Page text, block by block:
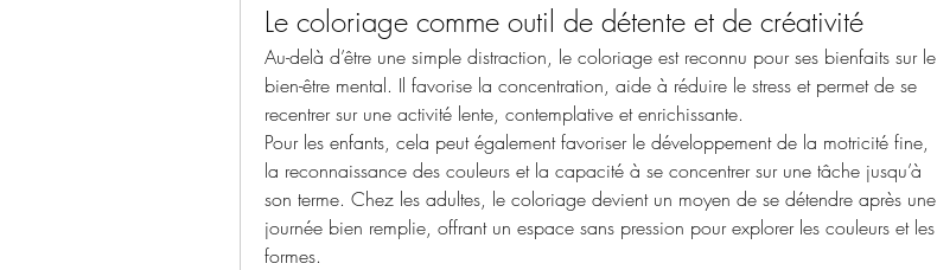
Le coloriage comme outil de détente et de créativité
Au-delà d’être une simple distraction, le coloriage est reconnu pour ses bienfaits sur le
bien-être mental. Il favorise la concentration, aide à réduire le stress et permet de se
recentrer sur une activité lente, contemplative et enrichissante.
Pour les enfants, cela peut également favoriser le développement de la motricité fine,
la reconnaissance des couleurs et la capacité à se concentrer sur une tâche jusqu’à
son terme. Chez les adultes, le coloriage devient un moyen de se détendre après une
journée bien remplie, offrant un espace sans pression pour explorer les couleurs et les
formes.